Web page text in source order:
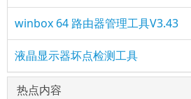
winbox 64 路由器管理工具V3.43
液晶显示器坏点检测工具
热点内容